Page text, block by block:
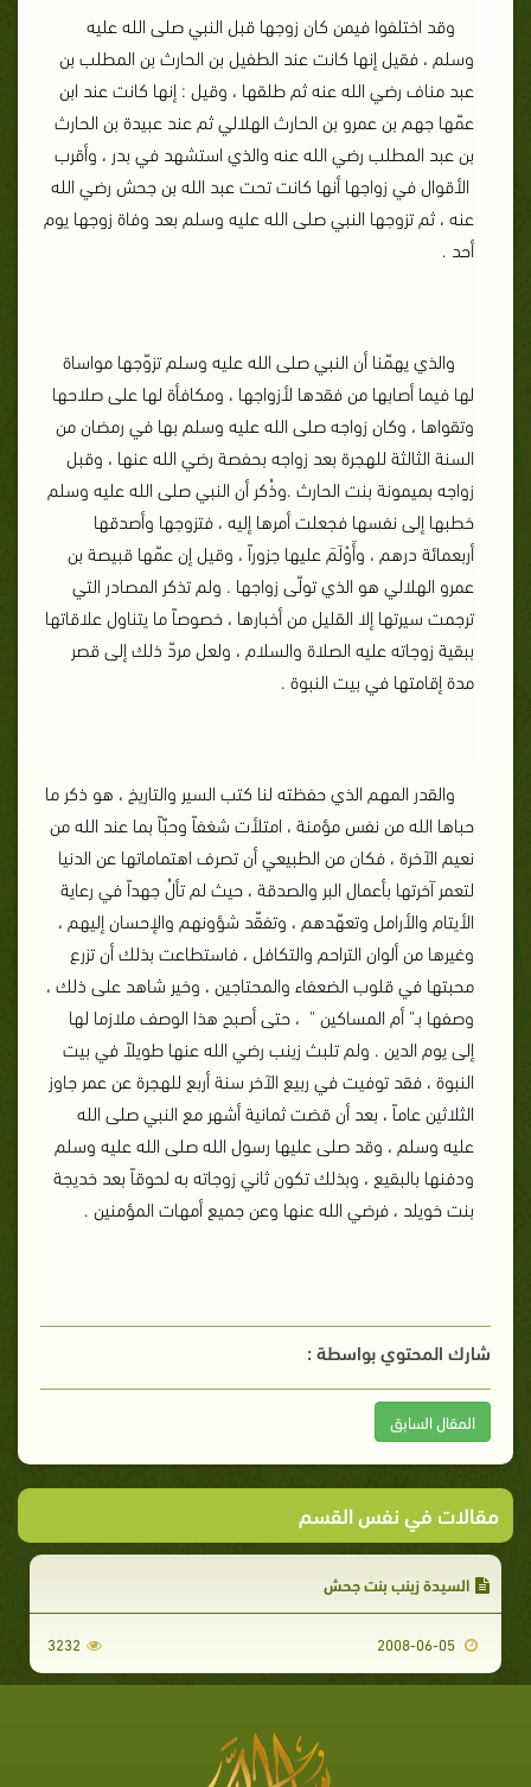
وقد اختلفوا فيمن كان زوجها قبل النبي صلى الله عليه
وسلم ، فقيل إنها كانت عند الطفيل بن الحارث بن المطلب بن
عبد مناف رضي الله عنه ثم طلقها ، وقيل : إنها كانت عند ابن
عمّها جهم بن عمرو بن الحارث الهلالي ثم عند عبيدة بن الحارث
بن عبد المطلب رضي الله عنه والذي استشهد في بدر ، وأقرب
الأقوال في زواجها أنها كانت تحت عبد الله بن جحش رضي الله
عنه ، ثم تزوجها النبي صلى الله عليه وسلم بعد وفاة زوجها يوم
أحد .
والذي يهمّنا أن النبي صلى الله عليه وسلم تزوّجها مواساة
لها فيما أصابها من فقدها لأزواجها ، ومكافأة لها على صلاحها
وتقواها ، وكان زواجه صلى الله عليه وسلم بها في رمضان من
السنة الثالثة للهجرة بعد زواجه بحفصة رضي الله عنها ، وقبل
زواجه بميمونة بنت الحارث .وذُكر أن النبي صلى الله عليه وسلم
خطبها إلى نفسها فجعلت أمرها إليه ، فتزوجها وأصدقها
أربعمائة درهم ، وأَوْلَمَ عليها جزوراً ، وقيل إن عمّها قبيصة بن
عمرو الهلالي هو الذي تولّى زواجها . ولم تذكر المصادر التي
ترجمت سيرتها إلا القليل من أخبارها ، خصوصاً ما يتناول علاقاتها
ببقية زوجاته عليه الصلاة والسلام ، ولعل مردّ ذلك إلى قصر
مدة إقامتها في بيت النبوة .
والقدر المهم الذي حفظته لنا كتب السير والتاريخ ، هو ذكر ما
حباها الله من نفس مؤمنة ، امتلأت شغفاً وحبّاً بما عند الله من
نعيم الآخرة ، فكان من الطبيعي أن تصرف اهتماماتها عن الدنيا
لتعمر آخرتها بأعمال البر والصدقة ، حيث لم تألُ جهداً في رعاية
الأيتام والأرامل وتعهّدهم ، وتفقّد شؤونهم والإحسان إليهم ،
وغيرها من ألوان التراحم والتكافل ، فاستطاعت بذلك أن تزرع
محبتها في قلوب الضعفاء والمحتاجين ، وخير شاهد على ذلك ،
وصفها بـ" أم المساكين " ، حتى أصبح هذا الوصف ملازما لها
إلى يوم الدين . ولم تلبث زينب رضي الله عنها طويلاً في بيت
النبوة ، فقد توفيت في ربيع الآخر سنة أربع للهجرة عن عمر جاوز
الثلاثين عاماً ، بعد أن قضت ثمانية أشهر مع النبي صلى الله
عليه وسلم ، وقد صلى عليها رسول الله صلى الله عليه وسلم
ودفنها بالبقيع ، وبذلك تكون ثاني زوجاته به لحوقاً بعد خديجة
بنت خويلد ، فرضي الله عنها وعن جميع أمهات المؤمنين .
شارك المحتوي بواسطة :
المقال السابق
مقالات في نفس القسم
السيدة زينب بنت جحش
3232